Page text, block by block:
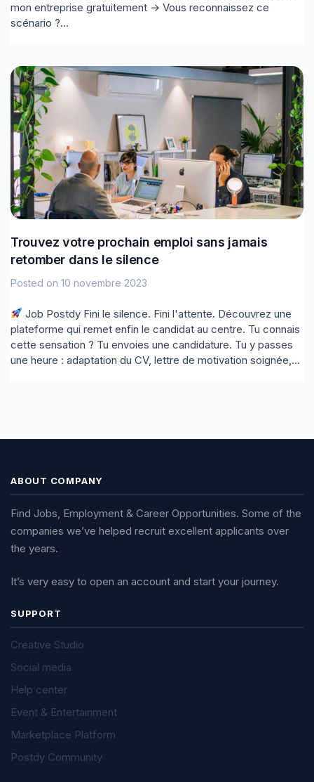
mon entreprise gratuitement → Vous reconnaissez ce
scénario ?...
Trouvez votre prochain emploi sans jamais
retomber dans le silence
Posted on 10 novembre 2023
Job Postdy Fini le silence. Fini l'attente. Découvrez une
plateforme qui remet enfin le candidat au centre. Tu connais
cette sensation ? Tu envoies une candidature. Tu y passes
une heure : adaptation du CV, lettre de motivation soignée,...
ABOUT COMPANY
Find Jobs, Employment & Career Opportunities. Some of the
companies we’ve helped recruit excellent applicants over
the years.
It’s very easy to open an account and start your journey.
SUPPORT
Creative Studio
Social media
Help center
Event & Entertainment
Marketplace Platform
Postdy Community